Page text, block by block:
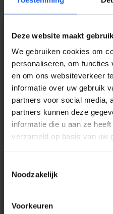
Deze website maakt
We gebruiken cookies om
personaliseren, om functies
en om ons websiteverkeer
informatie over uw gebruik
partners voor social media,
partners kunnen deze
informatie die u aan ze
verzameld op basis van uw
Noodzakelijk
Voorkeuren
1-2-3 deal
Normale prijs:
€ 24,99
Prijzen incl. BTW en excl.
Bestel nu
BeHello